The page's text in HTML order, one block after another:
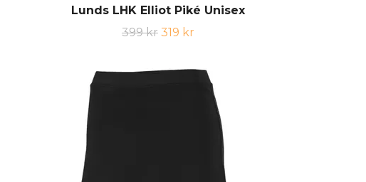
Lunds LHK Elliot Piké Unisex
399 kr 319 kr